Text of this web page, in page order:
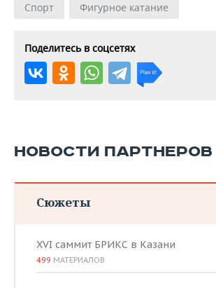
Спорт Фигурное катание
Поделитесь в соцсетях
НОВОСТИ ПАРТНЕРОВ
Сюжеты
XVI саммит БРИКС в Казани
499 МАТЕРИАЛОВ